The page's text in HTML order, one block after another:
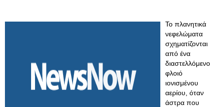
To πλανητικά
νεφελώματα
σχηματίζονται
από ένα
διαστελλόμενο
φλοιό
ιονισμένου
αερίου, όταν
άστρα που